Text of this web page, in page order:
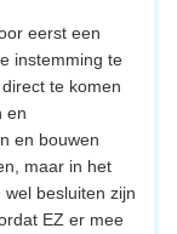
eerst een
instemming te
te komen
en
en bouwen
maar in het
besluiten zijn
EZ er mee